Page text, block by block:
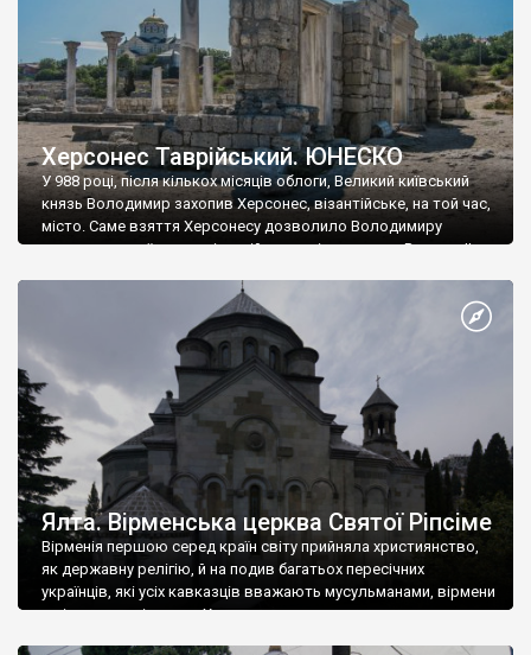
Херсонес Таврійський. ЮНЕСКО
У 988 році, після кількох місяців облоги, Великий київський
князь Володимир захопив Херсонес, візантійське, на той час,
місто. Саме взяття Херсонесу дозволило Володимиру
диктувати свої умови візантійському імператору Василю ІІ, та
Херсонесі Володимир-язичник, став Василем-християнином.
А потім було Хрещення Русі. На честь Херсонесу Таврійського
Ялта. Вірменська церква Святої Ріпсіме
Вірменія першою серед країн світу прийняла християнство,
як державну релігію, й на подив багатьох пересічних
українців, які усіх кавказців вважають мусульманами, вірмени
є відданими вірянами Христа